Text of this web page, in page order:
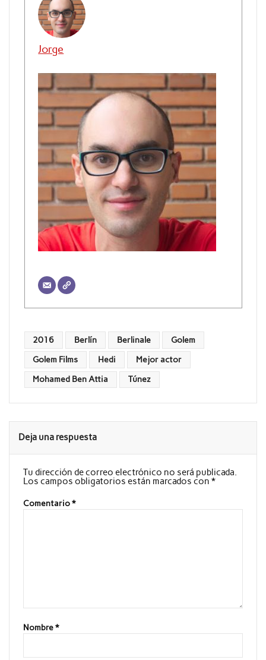
Jorge
2016 Berlín Berlinale Golem
Golem Films Hedi Mejor actor
Mohamed Ben Attia Túnez
Deja una respuesta
Tu dirección de correo electrónico no será publicada.
Los campos obligatorios están marcados con *
Comentario*
Nombre*